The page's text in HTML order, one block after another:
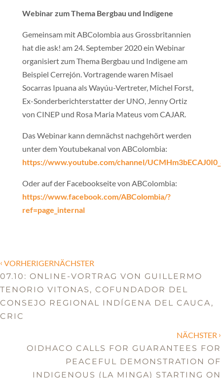
Webinar zum Thema Bergbau und Indigene
Gemeinsam mit ABColombia aus Grossbritannien
hat die ask! am 24. September 2020 ein Webinar
organisiert zum Thema Bergbau und Indigene am
Beispiel Cerrejón. Vortragende waren Misael
Socarras Ipuana als Wayúu-Vertreter, Michel Forst,
Ex-Sonderberichterstatter der UNO, Jenny Ortiz
von CINEP und Rosa Maria Mateus vom CAJAR.
Das Webinar kann demnächst nachgehört werden
unter dem Youtubekanal von ABColombia:
https://www.youtube.com/channel/
Oder auf der Facebookseite von ABColombia:
https://www.facebook.com/ABColombia/?
ref=page_internal
‹ VORHERIGERNÄCHSTER
07.10: ONLINE-VORTRAG VON GUILLERMO
TENORIO VITONAS, COFUNDADOR DEL
CONSEJO REGIONAL INDÍGENA DEL CAUCA,
CRIC
NÄCHSTER ›
OIDHACO CALLS FOR GUARANTEES FOR
PEACEFUL DEMONSTRATION OF
INDIGENOUS (LA MINGA) STARTING ON